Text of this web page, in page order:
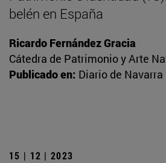
belén en España
Ricardo Fernández Gracia
Cátedra de Patrimonio y Arte
Publicado en: Diario de Navarra
15 | 12 | 2023